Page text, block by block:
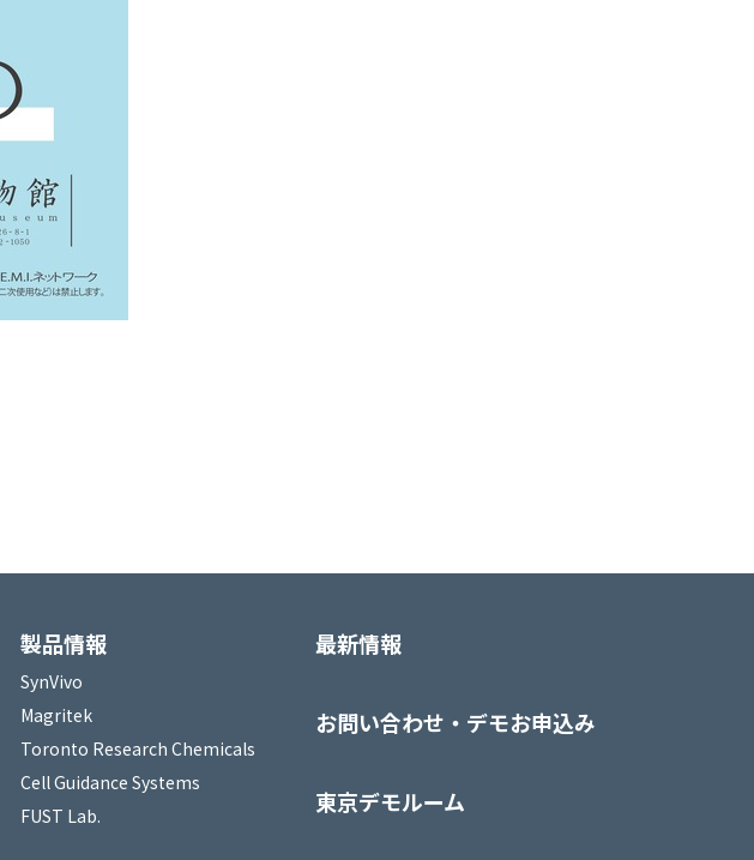
製品情報
SynVivo
Magritek
Toronto Research Chemicals
Cell Guidance Systems
FUST Lab.
最新情報
お問い合わせ・デモお申込み
東京デモルーム